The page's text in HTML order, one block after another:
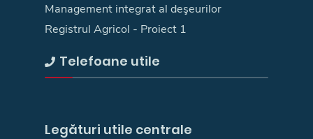
Management integrat al deşeurilor
Registrul Agricol - Proiect 1
Telefoane utile
Legături utile centrale